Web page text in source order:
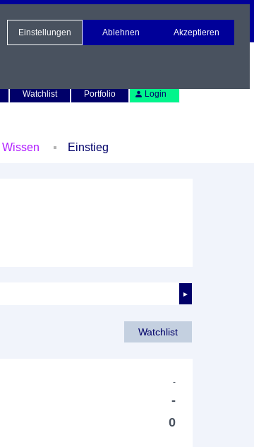
Watchlist Portfolio Login
Wissen Einstieg
►
Watchlist
-
-
0
Einstellungen Ablehnen Akzeptieren